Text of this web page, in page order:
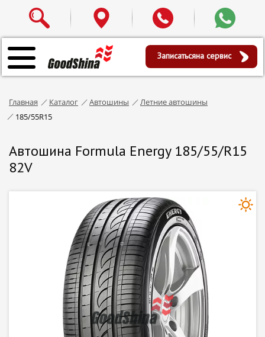
Записатьсяна сервис
Главная Каталог Автошины
Летние автошины
185/55R15
Автошина Formula Energy 185/55/R15
82V